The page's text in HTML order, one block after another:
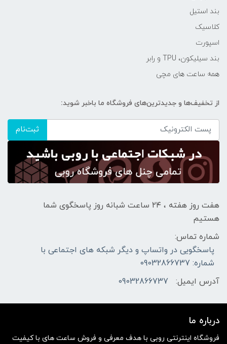
بند استیل
کلاسیک
اسپورت
بند سیلیکون، TPU و رابر
همه ساعت های مچی
از تخفیف‌ها و جدیدترین‌های فروشگاه ما باخبر شوید:
ثبت‌نام
هفت روز هفته ، ۲۴ ساعت شبانه‌ روز پاسخگوی شما
هستیم
شماره تماس:
پاسخگویی در واتساپ و دیگر شبکه های اجتماعی با
شماره: 09032866737
آدرس ایمیل:
09032866737
درباره ما
فروشگاه اینترنتی روبی با هدف معرفی و فروش ساعت های با کیفیت